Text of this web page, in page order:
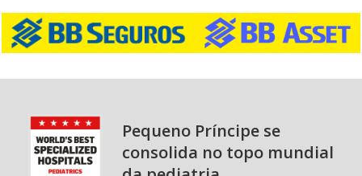
Pequeno Príncipe se
consolida no topo mundial